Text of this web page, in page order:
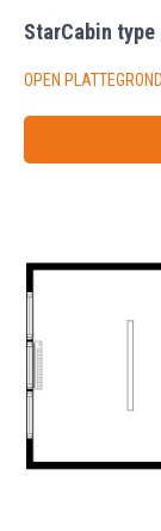
StarCabin type
OPEN PLATTEGROND